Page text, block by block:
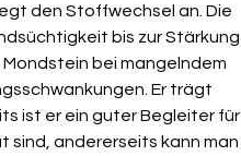
den Stoffwechsel an. Die
bis zur Stärkung
bei mangelndem
Er trägt
ist er ein guter Begleiter für
sind, andererseits kann man